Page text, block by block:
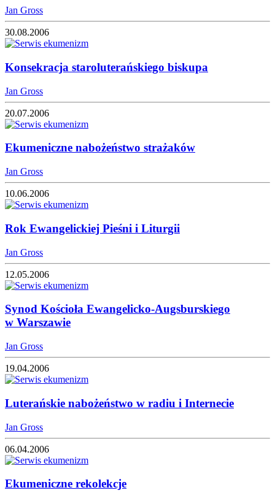
Jan Gross
30.08.2006
Konsekracja staroluterańskiego biskupa
Jan Gross
20.07.2006
Ekumeniczne nabożeństwo strażaków
Jan Gross
10.06.2006
Rok Ewangelickiej Pieśni i Liturgii
Jan Gross
12.05.2006
Synod Kościoła Ewangelicko-Augsburskiego
w Warszawie
Jan Gross
19.04.2006
Luterańskie nabożeństwo w radiu i Internecie
Jan Gross
06.04.2006
Ekumeniczne rekolekcje